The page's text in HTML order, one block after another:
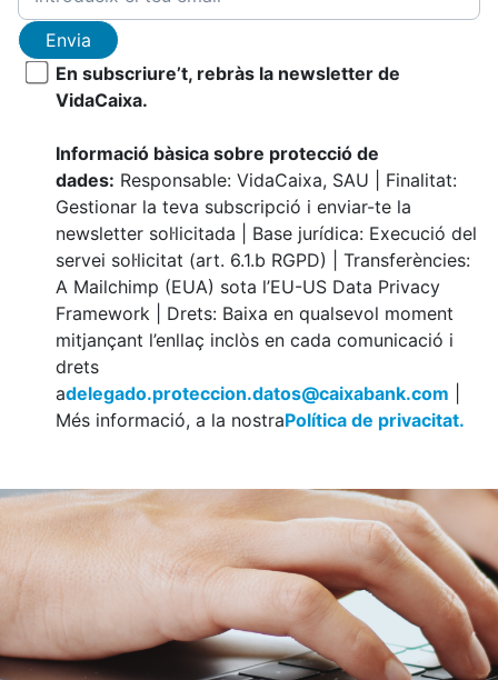
Envia
En subscriure’t, rebràs la newsletter de
VidaCaixa.
Informació bàsica sobre protecció de
dades: Responsable: VidaCaixa, SAU | Finalitat:
Gestionar la teva subscripció i enviar-te la
newsletter sol·licitada | Base jurídica: Execució del
servei sol·licitat (art. 6.1.b RGPD) | Transferències:
A Mailchimp (EUA) sota l’EU-US Data Privacy
Framework | Drets: Baixa en qualsevol moment
mitjançant l’enllaç inclòs en cada comunicació i
drets
adelegado.proteccion.datos@caixabank.com
Més informació, a la nostraPolítica de privacitat.